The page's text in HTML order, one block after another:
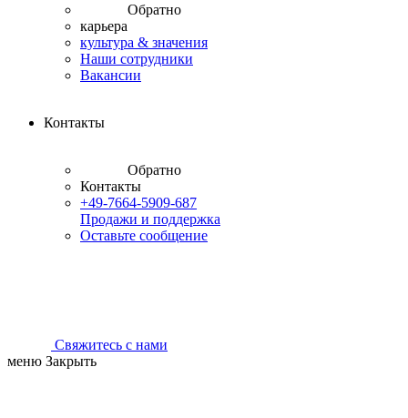
Обратно
карьера
культура & значения
Наши сотрудники
Вакансии
Контакты
Обратно
Контакты
+49-7664-5909-687
Продажи и поддержка
Оставьте сообщение
Свяжитесь с нами
меню Закрыть